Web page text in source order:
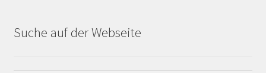
Suche auf der Webseite